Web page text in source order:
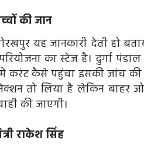
की जान
यह जानकारी देती हो
का स्टेज है। दुर्गा
करंट कैसे पहुंचा इसकी जांच की
तो लिया है लेकिन बाहर
की जाएगी।
राकेश सिंह